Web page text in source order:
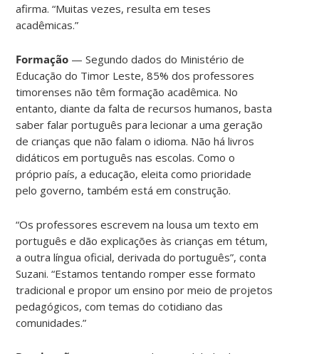
afirma. “Muitas vezes, resulta em teses
acadêmicas.”
Formação — Segundo dados do Ministério de
Educação do Timor Leste, 85% dos professores
timorenses não têm formação acadêmica. No
entanto, diante da falta de recursos humanos, basta
saber falar português para lecionar a uma geração
de crianças que não falam o idioma. Não há livros
didáticos em português nas escolas. Como o
próprio país, a educação, eleita como prioridade
pelo governo, também está em construção.
“Os professores escrevem na lousa um texto em
português e dão explicações às crianças em tétum,
a outra língua oficial, derivada do português”, conta
Suzani. “Estamos tentando romper esse formato
tradicional e propor um ensino por meio de projetos
pedagógicos, com temas do cotidiano das
comunidades.”